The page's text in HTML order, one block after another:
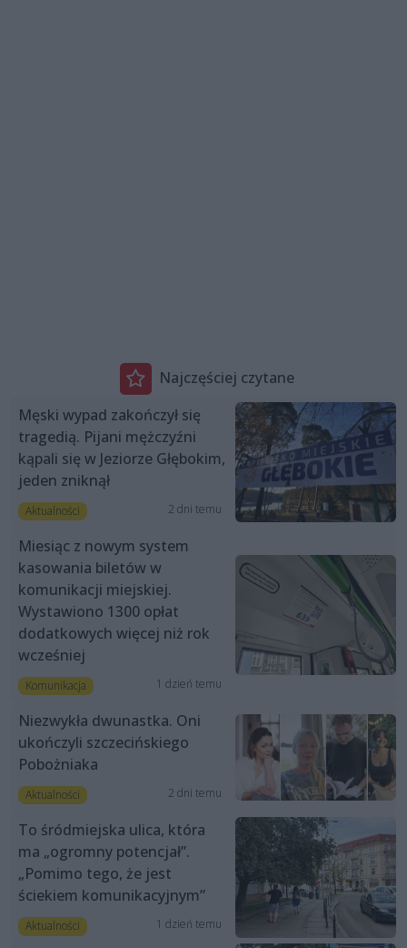
Najczęściej czytane
Męski wypad zakończył się
tragedią. Pijani mężczyźni
kąpali się w Jeziorze Głębokim,
jeden zniknął
Aktualności 2 dni temu
Miesiąc z nowym system
kasowania biletów w
komunikacji miejskiej.
Wystawiono 1300 opłat
dodatkowych więcej niż rok
wcześniej
Komunikacja 1 dzień temu
Niezwykła dwunastka. Oni
ukończyli szczecińskiego
Pobożniaka
Aktualności 2 dni temu
To śródmiejska ulica, która
ma „ogromny potencjał”.
„Pomimo tego, że jest
ściekiem komunikacyjnym”
Aktualności 1 dzień temu